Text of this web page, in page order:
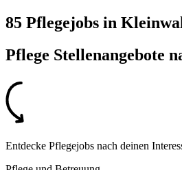
85 Pflegejobs in
Pflege Stellenangebote
Entdecke Pflegejobs nach deinen